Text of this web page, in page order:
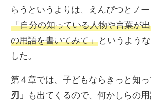
らうというよりは、えんぴつとノ
「自分の知っている人物や言葉が
の用語を書いてみて」 というよう
した。
第４章では、子どもならきっと知っ
刃」
も出てくるので、何かしらの